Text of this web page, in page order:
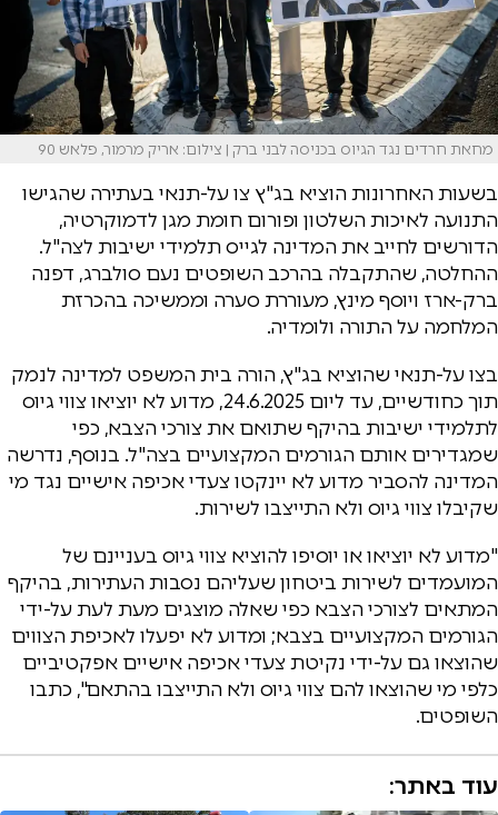
מחאת חרדים נגד הגיוס בכניסה לבני ברק | צילום: אריק מרמור, פלאש 90
בשעות האחרונות הוציא בג"ץ צו על-תנאי בעתירה שהגישו
התנועה לאיכות השלטון ופורום חומת מגן לדמוקרטיה,
הדורשים לחייב את המדינה לגייס תלמידי ישיבות לצה"ל.
ההחלטה, שהתקבלה בהרכב השופטים נעם סולברג, דפנה
ברק-ארז ויוסף מינץ, מעוררת סערה וממשיכה בהכרזת
המלחמה על התורה ולומדיה.
בצו על-תנאי שהוציא בג"ץ, הורה בית המשפט למדינה לנמק
תוך כחודשיים, עד ליום 24.6.2025, מדוע לא יוציאו צווי גיוס
לתלמידי ישיבות בהיקף שתואם את צורכי הצבא, כפי
שמגדירים אותם הגורמים המקצועיים בצה"ל. בנוסף, נדרשה
המדינה להסביר מדוע לא יינקטו צעדי אכיפה אישיים נגד מי
שקיבלו צווי גיוס ולא התייצבו לשירות.
"מדוע לא יוציאו או יוסיפו להוציא צווי גיוס בעניינם של
המועמדים לשירות ביטחון שעליהם נסבות העתירות, בהיקף
המתאים לצורכי הצבא כפי שאלה מוצגים מעת לעת על-ידי
הגורמים המקצועיים בצבא; ומדוע לא יפעלו לאכיפת הצווים
שהוצאו גם על-ידי נקיטת צעדי אכיפה אישיים אפקטיביים
כלפי מי שהוצאו להם צווי גיוס ולא התייצבו בהתאם", כתבו
השופטים.
עוד באתר: